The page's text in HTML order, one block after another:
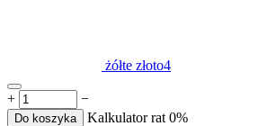
żółte złoto4
+ −
Do koszyka Kalkulator rat 0%